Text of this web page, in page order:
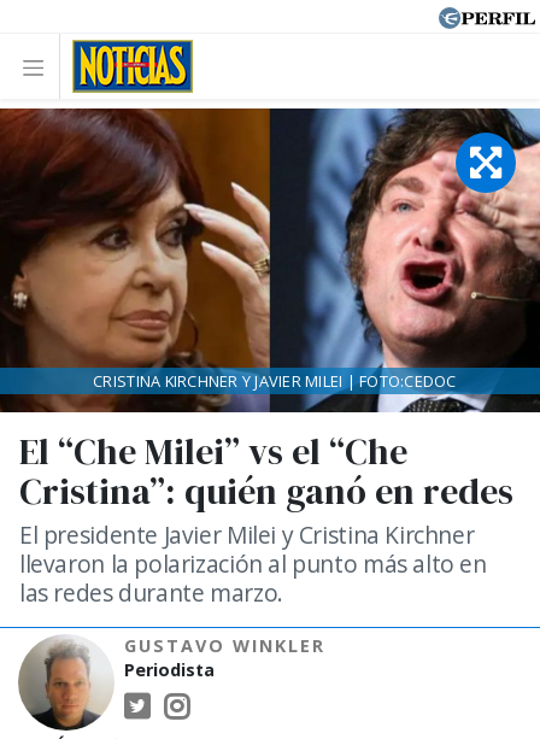
El “Che Milei” vs el “Che
Cristina”: quién ganó en redes
El presidente Javier Milei y Cristina Kirchner
llevaron la polarización al punto más alto en
las redes durante marzo.
GUSTAVO WINKLER
Periodista
CRISTINA KIRCHNER Y JAVIER MILEI | FOTO:CEDOC